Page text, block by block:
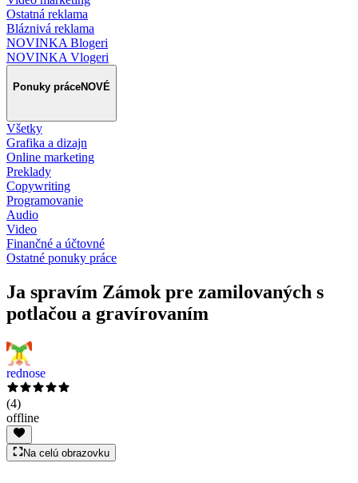
Ostatná reklama
Bláznivá reklama
NOVINKA Blogeri
NOVINKA Vlogeri
Ponuky práceNOVÉ
Všetky
Grafika a dizajn
Online marketing
Preklady
Copywriting
Programovanie
Audio
Video
Finančné a účtovné
Ostatné ponuky práce
Ja spravím Zámok pre zamilovaných s
potlačou a gravírovaním
rednose
(4)
offline
Na celú obrazovku